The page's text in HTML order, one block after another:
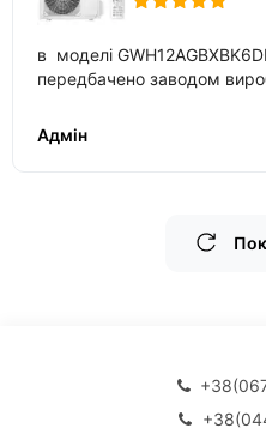
в моделі
передбачено заводом
Адмін